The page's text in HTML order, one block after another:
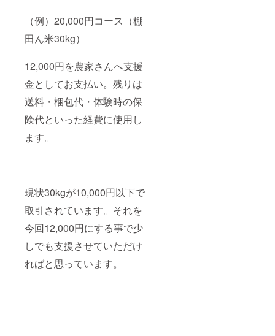
（例）20,000円コース（棚
田ん米30kg）
12,000円を農家さんへ支援
金としてお支払い。残りは
送料・梱包代・体験時の保
険代といった経費に使用し
ます。
現状30kgが10,000円以下で
取引されています。それを
今回12,000円にする事で少
しでも支援させていただけ
ればと思っています。